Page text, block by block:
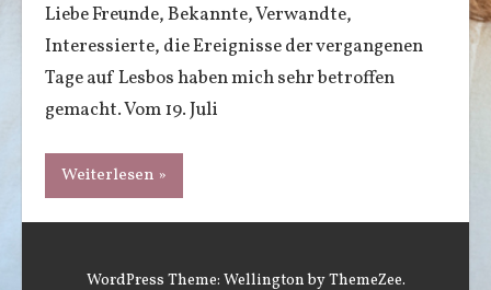
Liebe Freunde, Bekannte, Verwandte,
Interessierte, die Ereignisse der vergangenen
Tage auf Lesbos haben mich sehr betroffen
gemacht. Vom 19. Juli
Weiterlesen
WordPress Theme: Wellington by ThemeZee.